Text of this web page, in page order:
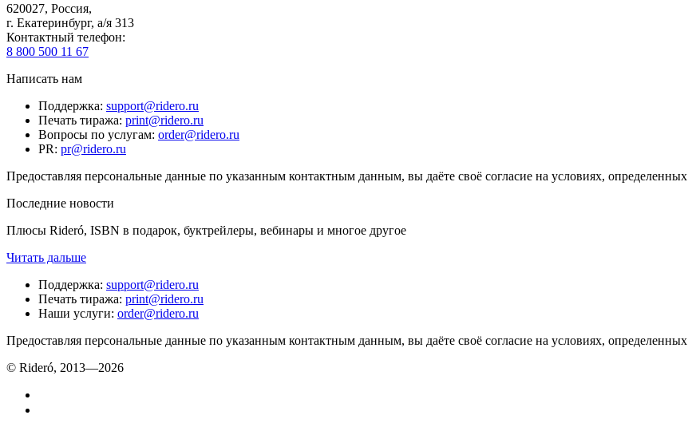
620027, Россия,
г. Екатеринбург, а/я 313
Контактный телефон:
8 800 500 11 67
Написать нам
Поддержка: support@ridero.ru
Печать тиража: print@ridero.ru
Вопросы по услугам: order@ridero.ru
PR: pr@ridero.ru
Предоставляя персональные данные по указанным контактным данным, вы даёте своё согласие на условиях, определенных
Последние новости
Плюсы Rideró, ISBN в подарок, буктрейлеры, вебинары и многое другое
Читать дальше
Поддержка: support@ridero.ru
Печать тиража: print@ridero.ru
Наши услуги: order@ridero.ru
Предоставляя персональные данные по указанным контактным данным, вы даёте своё согласие на условиях, определенных
© Rideró, 2013—2026